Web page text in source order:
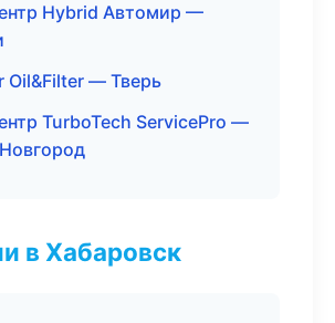
Hybrid Автомир —
Oil&Filter — Тверь
TurboTech ServicePro —
в Хабаровск